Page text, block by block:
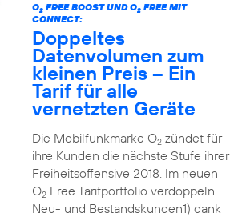
O2FREE BOOST UND O2FREE MIT
CONNECT:
Doppeltes
Datenvolumen zum
kleinen Preis – Ein
Tarif für alle
vernetzten Geräte
Die Mobilfunkmarke O2zündet für
ihre Kunden die nächste Stufe ihrer
Freiheitsoffensive 2018. Im neuen
O2Free Tarifportfolio verdoppeln
Neu- und Bestandskunden1) dank